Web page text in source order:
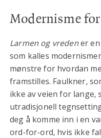
Modernisme
Larmen og vredener en
som kalles
mønstre for hvordan
framstilles. Faulkner,
ikke av veien for lange,
utradisjonell
deg å komme inn i en
ord-for-ord, hvis ikke